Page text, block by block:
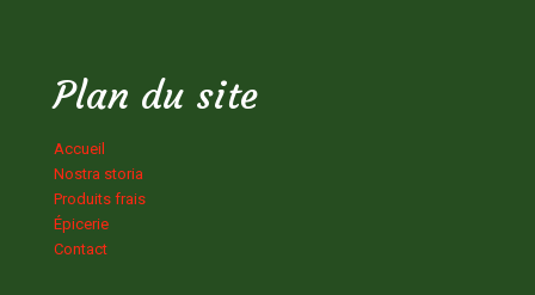
Plan du site
Accueil
Nostra storia
Produits frais
Épicerie
Contact